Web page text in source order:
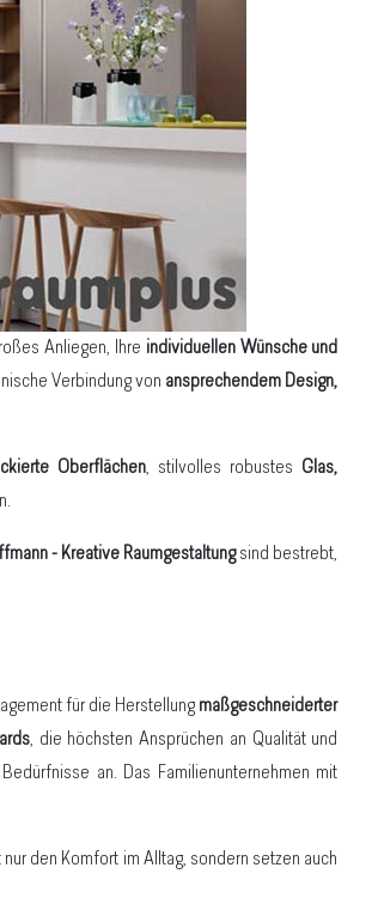
Anliegen, Ihre individuellen Wünsche und
Verbindung von ansprechendem Design,
Oberflächen, stilvolles robustes Glas,
- Kreative Raumgestaltungsind bestrebt,
für die Herstellung maßgeschneiderter
, die höchsten Ansprüchen an Qualität und
an. Das Familienunternehmen mit
nur den Komfort im Alltag, sondern setzen auch